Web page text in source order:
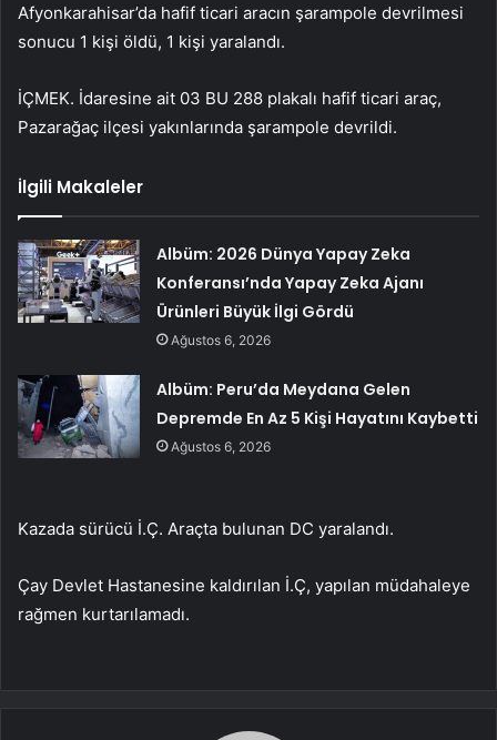
Afyonkarahisar’da hafif ticari aracın şarampole devrilmesi
sonucu 1 kişi öldü, 1 kişi yaralandı.
İÇMEK. İdaresine ait 03 BU 288 plakalı hafif ticari araç,
Pazarağaç ilçesi yakınlarında şarampole devrildi.
İlgili Makaleler
Albüm: 2026 Dünya Yapay Zeka
Konferansı’nda Yapay Zeka Ajanı
Ürünleri Büyük İlgi Gördü
Ağustos 6, 2026
Albüm: Peru’da Meydana Gelen
Depremde En Az 5 Kişi Hayatını Kaybetti
Ağustos 6, 2026
Kazada sürücü İ.Ç. Araçta bulunan DC yaralandı.
Çay Devlet Hastanesine kaldırılan İ.Ç, yapılan müdahaleye
rağmen kurtarılamadı.